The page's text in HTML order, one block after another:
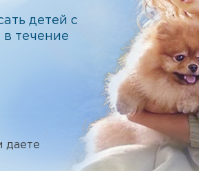
детей с
течение
даете